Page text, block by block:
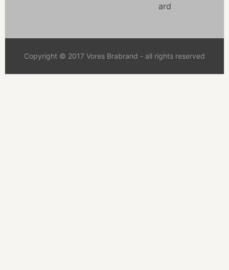
Copyright © 2017 Vores Brabrand - all rights reserved